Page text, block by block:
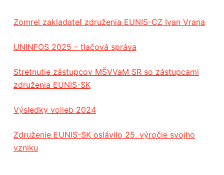
Zomrel zakladateľ združenia EUNIS-CZ Ivan Vrana
UNINFOS 2025 – tlačová správa
Stretnutie zástupcov MŠVVaM SR so zástupcami
združenia EUNIS-SK
Výsledky volieb 2024
Združenie EUNIS-SK oslávilo 25. výročie svojho
vzniku